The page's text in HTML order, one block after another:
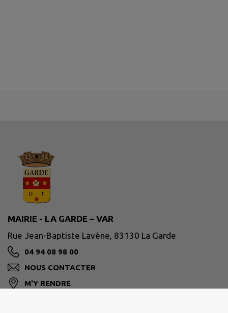
MAIRIE - LA GARDE – VAR
Rue Jean-Baptiste Lavène, 83130 La Garde
04 94 08 98 00
NOUS CONTACTER
M'Y RENDRE